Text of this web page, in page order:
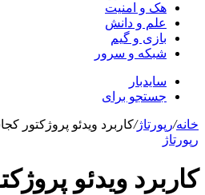
هک و امنیت
علم و دانش
بازی و گیم
شبکه و سرور
سایدبار
جستجو برای
خانه/رپورتاژ/کاربرد ویدئو پروژکتور
رپورتاژ
کاربرد ویدئو